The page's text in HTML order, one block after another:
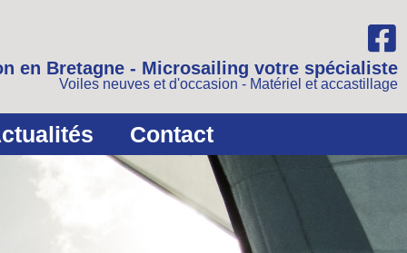
en Bretagne - Microsailing votre spécialiste
Voiles neuves et d'occasion - Matériel et accastillage
Contact